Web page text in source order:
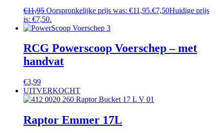
€11,95 Oorspronkelijke prijs was: €11,95.€7,50Huidige prijs
is: €7,50.
RCG Powerscoop Voerschep – met
handvat
€3,99
UITVERKOCHT
Raptor Emmer 17L